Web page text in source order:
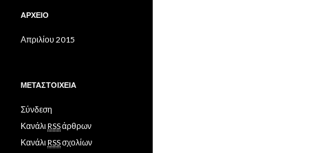
ΑΡΧΕΊΟ
Απριλίου 2015
ΜΕΤΑΣΤΟΙΧΕΊΑ
Σύνδεση
ΚανάλιRSSάρθρων
ΚανάλιRSSσχολίων